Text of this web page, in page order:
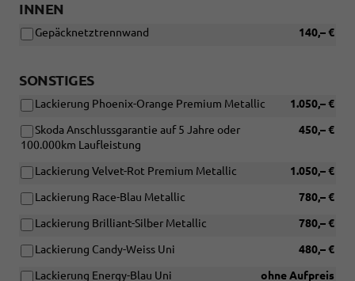
INNEN
140,– €
Gepäcknetztrennwand
SONSTIGES
1.050,– €
Lackierung Phoenix-Orange Premium Metallic
450,– €
Skoda Anschlussgarantie auf 5 Jahre oder
100.000km Laufleistung
1.050,– €
Lackierung Velvet-Rot Premium Metallic
780,– €
Lackierung Race-Blau Metallic
780,– €
Lackierung Brilliant-Silber Metallic
480,– €
Lackierung Candy-Weiss Uni
ohne Aufpreis
Lackierung Energy-Blau Uni